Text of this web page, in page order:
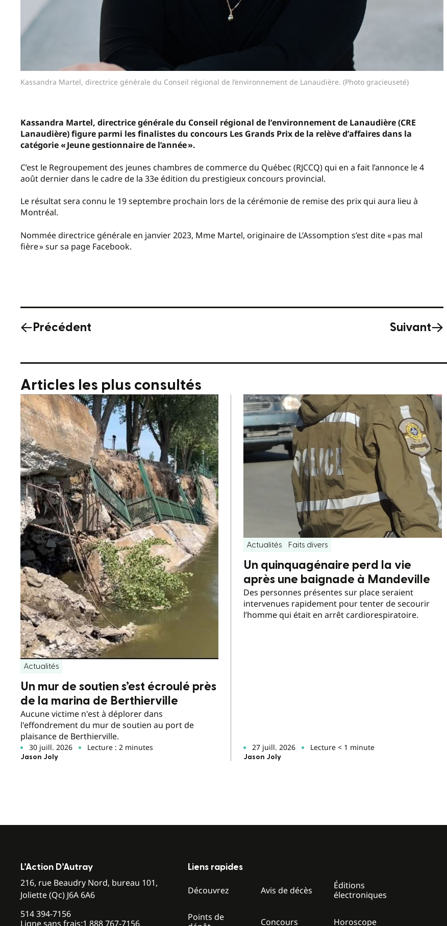
Kassandra Martel, directrice générale du Conseil régional de l’environnement de Lanaudière. (Photo gracieuseté)
Kassandra Martel, directrice générale du Conseil régional de l’environnement de Lanaudière (CRE
Lanaudière)figure parmi lesfinalistes du concours Les Grands Prix de la relèved’affairesdans la
catégorie«Jeune gestionnaire de l’année».
C’est le Regroupement des jeunes chambres de commerce du Québec (RJCCQ)qui en a fait l’annonce le 4
août dernier dans le cadrede la 33e édition du prestigieux concours provincial.
Le résultat sera connu le 19 septembre prochain lors de la cérémoniede remise des prixqui aura lieu à
Montréal.
Nomméedirectrice générale en janvier 2023, Mme Martel, originaire de L’Assomption s’est dite«pas mal
fière»sur sa page Facebook.
Précédent Suivant
Articles les plus consultés
Actualités
Un mur de soutien s’est écroulé près
de la marina de Berthierville
Aucune victime n'est à déplorer dans
l'effondrement du mur de soutien au port de
plaisance de Berthierville.
30 juill. 2026 Lecture : 2 minutes
Jason Joly
Actualités Faits divers
Un quinquagénaire perd la vie
après une baignade à Mandeville
Des personnes présentes sur place seraient
intervenues rapidement pour tenter de secourir
l’homme qui était en arrêt cardiorespiratoire.
27 juill. 2026 Lecture < 1 minute
Jason Joly
L’Action D’Autray
216, rue Beaudry Nord, bureau 101,
Joliette (Qc) J6A 6A6
514 394-7156
Ligne sans frais:1 888 767-7156
Liens rapides
Découvrez Avis de décès
Éditions
électroniques
Points de
Concours Horoscope